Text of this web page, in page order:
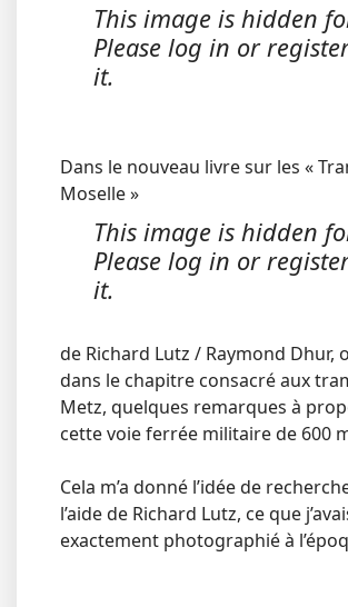
This image is hidden
Please log in or
it.
Dans le nouveau livre sur les «
Moselle »
This image is hidden
Please log in or
it.
de Richard Lutz / Raymond Dhur,
dans le chapitre consacré aux
Metz, quelques remarques à
cette voie ferrée militaire de 600
Cela m’a donné l’idée de
l’aide de Richard Lutz, ce que
exactement photographié à